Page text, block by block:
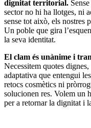
dignitat territorial.
sector no hi ha llotges, ni
sense tot això, els nostres
Un poble que gira
la seva identitat.
El clam és unànime i
Necessitem quotes
adaptativa que entengui
retocs cosmètics ni
solucionen res. Volem un
per a retornar la dignitat i